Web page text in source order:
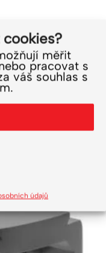
měřit
pracovat s
váš souhlas s
údajů